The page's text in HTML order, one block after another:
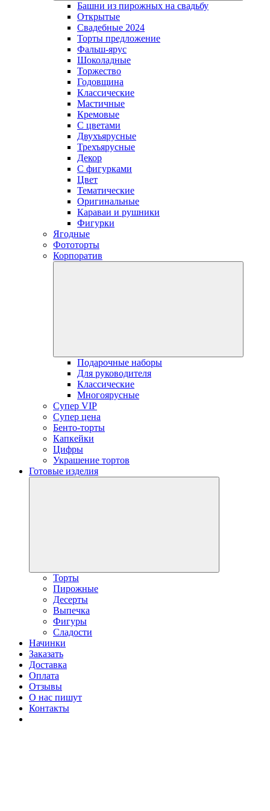
Башни из пирожных на свадьбу
Открытые
Свадебные 2024
Торты предложение
Фальш-ярус
Шоколадные
Торжество
Годовщина
Классические
Мастичные
Кремовые
С цветами
Двухъярусные
Трехъярусные
Декор
С фигурками
Цвет
Тематические
Оригинальные
Караваи и рушники
Фигурки
Ягодные
Фототорты
Корпоратив
Подарочные наборы
Для руководителя
Классические
Многоярусные
Супер VIP
Супер цена
Бенто-торты
Капкейки
Цифры
Украшение тортов
Готовые изделия
Торты
Пирожные
Десерты
Выпечка
Фигуры
Сладости
Начинки
Заказать
Доставка
Оплата
Отзывы
О нас пишут
Контакты